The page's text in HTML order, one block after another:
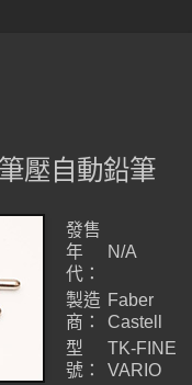
壓自動鉛筆
發售
年
代：
N/A
製造
商：
Faber
Castell
型
號：
TK-FINE
VARIO